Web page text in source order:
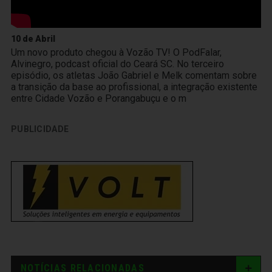
10 de Abril
Um novo produto chegou à Vozão TV! O PodFalar,
Alvinegro, podcast oficial do Ceará SC. No terceiro
episódio, os atletas João Gabriel e Melk comentam sobre
a transição da base ao profissional, a integração existente
entre Cidade Vozão e Porangabuçu e o m
PUBLICIDADE
NOTÍCIAS RELACIONADAS